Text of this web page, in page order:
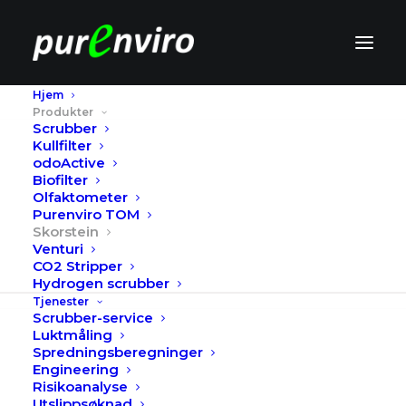
Hjem
Produkter
Scrubber
Kullfilter
odoActive
Biofilter
Olfaktometer
Purenviro TOM
Skorstein
Venturi
CO2 Stripper
Hydrogen scrubber
Tjenester
Scrubber-service
Luktmåling
Spredningsberegninger
Engineering
Risikoanalyse
Skorstein
Purenviro leverer skorsteiner for
røykgass, lukt og utslipp til luft. Vi
leverer komplette prosjekter med
dimensjonering, fundamenter,
produksjon og montasje.
Når skal du velge en